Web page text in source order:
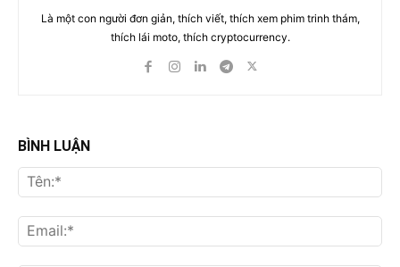
Là một con người đơn giản, thích viết, thích xem phim trinh thám,
thích lái moto, thích cryptocurrency.
BÌNH LUẬN